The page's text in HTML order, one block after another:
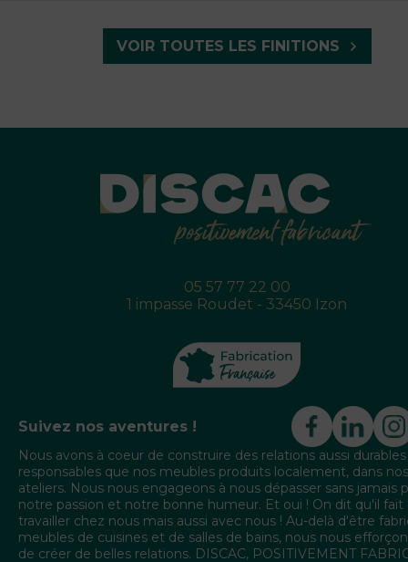
VOIR TOUTES LES FINITIONS
05 57 77 22 00
1 impasse Roudet - 33450 Izon
Suivez nos aventures !
Nous avons à coeur de construire des relations aussi
responsables que nos meubles produits localement, dans nos
ateliers. Nous nous engageons à nous dépasser sans jamais
notre passion et notre bonne humeur. Et oui ! On dit qu'il fait
travailler chez nous mais aussi avec nous ! Au-delà d'être
meubles de cuisines et de salles de bains, nous nous
de créer de belles relations. DISCAC, POSITIVEMENT